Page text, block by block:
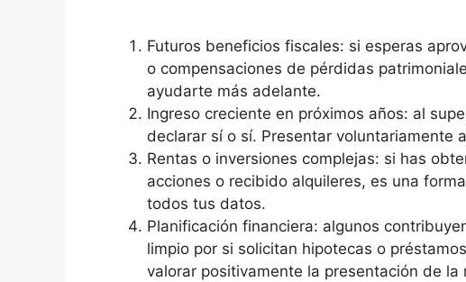
Futuros beneficios fiscales: si esperas
o compensaciones de pérdidas
ayudarte más adelante.
Ingreso creciente en próximos años: al
declarar sí o sí. Presentar voluntariamente
Rentas o inversiones complejas: si has
acciones o recibido alquileres, es una
todos tus datos.
Planificación financiera: algunos
limpio por si solicitan hipotecas o
valorar positivamente la presentación de la